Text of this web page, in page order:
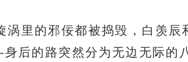
涡里的邪佞都被捣毁，白羡
后的路突然分为无边无际的